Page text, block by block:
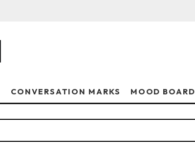
CONVERSATION MARKS MOOD BOARD